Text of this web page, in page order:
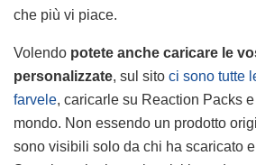
che più vi piace.
Volendo potete anche caricare le
personalizzate, sul sito ci sono tutte
farvele, caricarle su Reaction Packs e
mondo. Non essendo un prodotto
sono visibili solo da chi ha scaricato